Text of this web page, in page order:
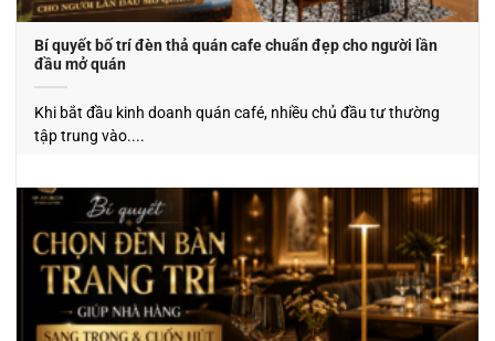
Bí quyết bố trí đèn thả quán cafe chuẩn đẹp cho người lần
đầu mở quán
Khi bắt đầu kinh doanh quán café, nhiều chủ đầu tư thường
tập trung vào....